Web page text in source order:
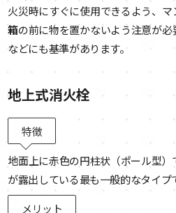
火災時にすぐに使用できるよう、
箱の前に物を置かないよう注意が
などにも基準があります。
地上式消火栓
特徴
地面上に赤色の円柱状（ポール型
が露出している最も一般的なタイプ
メリット